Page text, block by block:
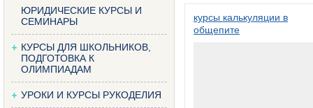
ЮРИДИЧЕСКИЕ КУРСЫ И
СЕМИНАРЫ
КУРСЫ ДЛЯ ШКОЛЬНИКОВ,
ПОДГОТОВКА К
ОЛИМПИАДАМ
УРОКИ И КУРСЫ РУКОДЕЛИЯ
курсы калькуляции в
общепите